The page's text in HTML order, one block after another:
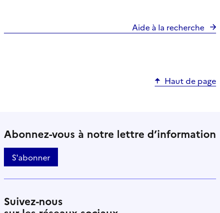
Aide à la recherche
Haut de page
Abonnez-vous à notre lettre d’information
S'abonner
Suivez-nous